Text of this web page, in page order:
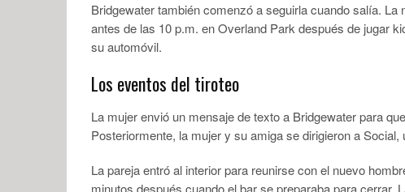
Bridgewater también comenzó a seguirla cuando salía.
antes de las 10 p.m. en Overland Park después de jugar
su automóvil.
Los eventos del tiroteo
La mujer envió un mensaje de texto a Bridgewater para
Posteriormente, la mujer y su amiga se dirigieron a Social,
La pareja entró al interior para reunirse con el nuevo
minutos después cuando el bar se preparaba para cerrar.